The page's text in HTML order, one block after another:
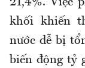
21,4%. Việc
khối khiến
nước dễ bị
biến động tỷ